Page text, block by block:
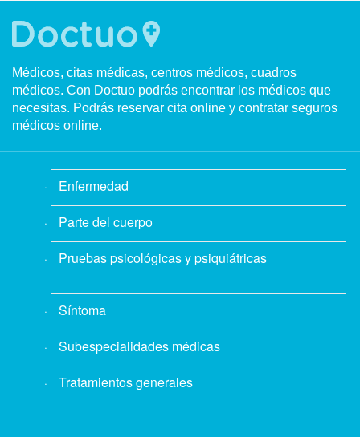
Médicos, citas médicas, centros médicos, cuadros
médicos. Con Doctuo podrás encontrar los médicos que
necesitas. Podrás reservar cita online y contratar seguros
médicos online.
Enfermedad
Parte del cuerpo
Pruebas psicológicas y psiquiátricas
Síntoma
Subespecialidades médicas
Tratamientos generales